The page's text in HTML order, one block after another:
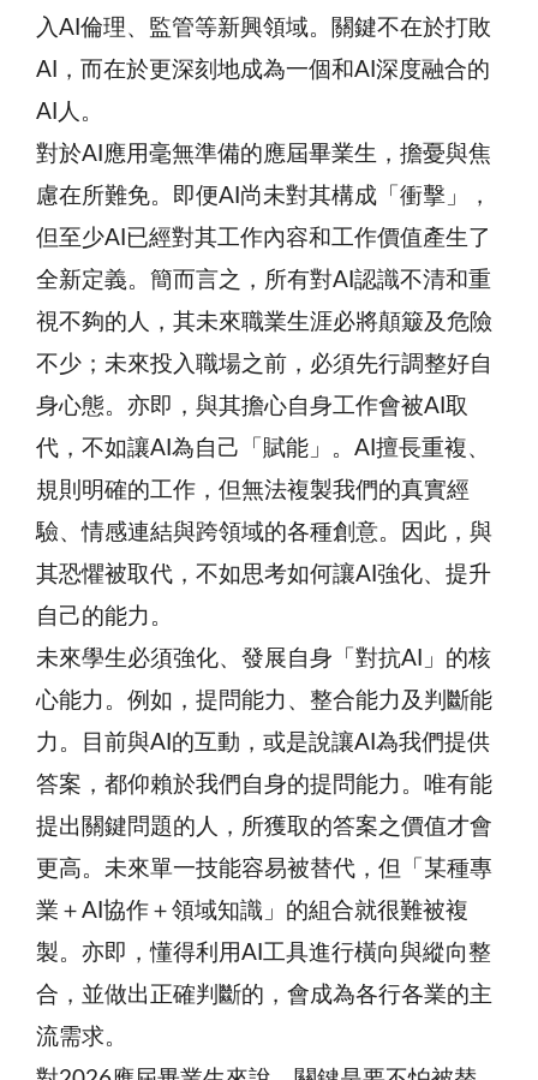
入AI倫理、監管等新興領域。關鍵不在於打敗
AI，而在於更深刻地成為一個和AI深度融合的
AI人。
對於AI應用毫無準備的應屆畢業生，擔憂與焦
慮在所難免。即便AI尚未對其構成「衝擊」，
但至少AI已經對其工作內容和工作價值產生了
全新定義。簡而言之，所有對AI認識不清和重
視不夠的人，其未來職業生涯必將顛簸及危險
不少；未來投入職場之前，必須先行調整好自
身心態。亦即，與其擔心自身工作會被AI取
代，不如讓AI為自己「賦能」。AI擅長重複、
規則明確的工作，但無法複製我們的真實經
驗、情感連結與跨領域的各種創意。因此，與
其恐懼被取代，不如思考如何讓AI強化、提升
自己的能力。
未來學生必須強化、發展自身「對抗AI」的核
心能力。例如，提問能力、整合能力及判斷能
力。目前與AI的互動，或是說讓AI為我們提供
答案，都仰賴於我們自身的提問能力。唯有能
提出關鍵問題的人，所獲取的答案之價值才會
更高。未來單一技能容易被替代，但「某種專
業＋AI協作＋領域知識」的組合就很難被複
製。亦即，懂得利用AI工具進行橫向與縱向整
合，並做出正確判斷的，會成為各行各業的主
流需求。